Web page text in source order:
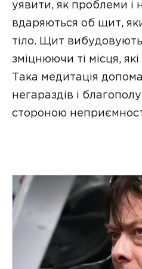
уявити, як проблеми і
вдаряються об щит,
тіло. Щит
зміцнюючи ті місця,
Така медитація
негараздів і
стороною